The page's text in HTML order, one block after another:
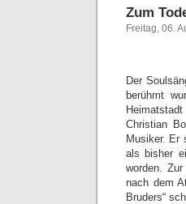
Zum
Freitag, 06.
Der
berühmt
Christian
Musiker. Er
als bisher
worden.
nach dem
Bruders“